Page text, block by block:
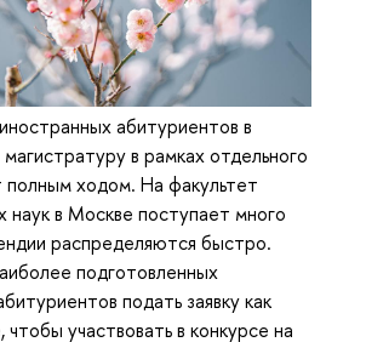
абитуриентов в
в рамках отдельного
полным ходом. На факультет
наук в Москве поступает много
распределяются быстро.
подготовленных
подать заявку как
участвовать в конкурсе на